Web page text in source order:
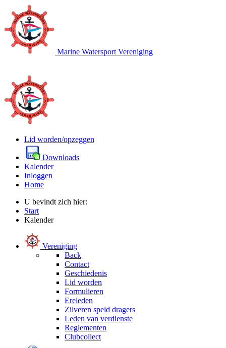
Marine Watersport Vereniging
Lid worden/opzeggen
Downloads
Kalender
Inloggen
Home
U bevindt zich hier:
Start
Kalender
Vereniging
Back
Contact
Geschiedenis
Lid worden
Formulieren
Ereleden
Zilveren speld dragers
Leden van verdienste
Reglementen
Clubcollect